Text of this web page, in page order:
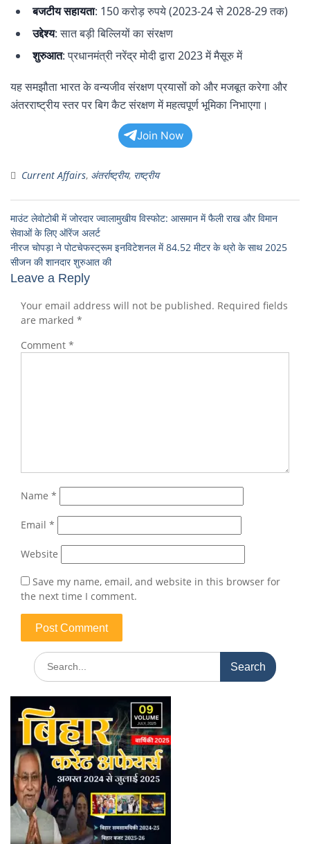
बजटीय सहायता: 150 करोड़ रुपये (2023-24 से 2028-29 तक)
उद्देश्य: सात बड़ी बिल्लियों का संरक्षण
शुरुआत: प्रधानमंत्री नरेंद्र मोदी द्वारा 2023 में मैसूरु में
यह समझौता भारत के वन्यजीव संरक्षण प्रयासों को और मजबूत करेगा और
अंतरराष्ट्रीय स्तर पर बिग कैट संरक्षण में महत्वपूर्ण भूमिका निभाएगा।
Join Now
Current Affairs, अंतर्राष्ट्रीय, राष्ट्रीय
माउंट लेवोटोबी में जोरदार ज्वालामुखीय विस्फोट: आसमान में फैली राख और विमान
सेवाओं के लिए ऑरेंज अलर्ट
नीरज चोपड़ा ने पोटचेफस्ट्रूम इनविटेशनल में 84.52 मीटर के थ्रो के साथ 2025
सीजन की शानदार शुरुआत की
Leave a Reply
Your email address will not be published. Required fields
are marked *
Comment *
Name *
Email *
Website
Save my name, email, and website in this browser for
the next time I comment.